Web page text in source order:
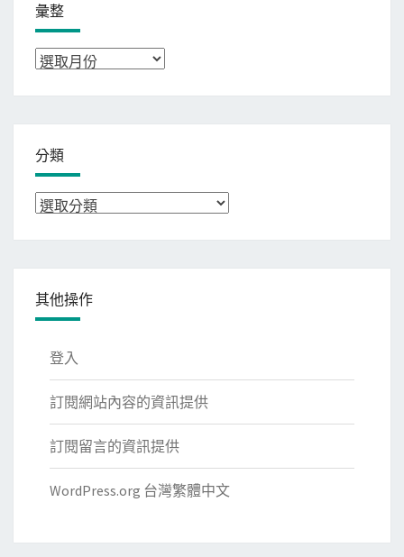
彙整
彙
分類
分
其他操作
登入
訂閱網站內容的資訊提供
訂閱留言的資訊提供
WordPress.org 台灣繁體中文